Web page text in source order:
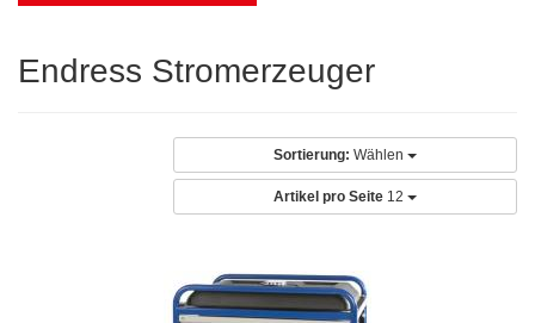
Endress Stromerzeuger
Sortierung: Wählen
Artikel pro Seite 12